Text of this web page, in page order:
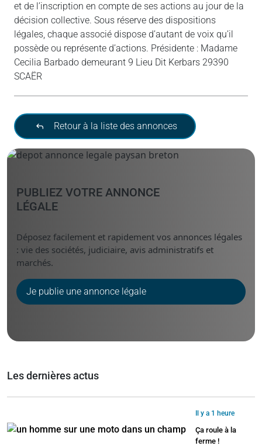
et de l’inscription en compte de ses actions au jour de la
décision collective. Sous réserve des dispositions
légales, chaque associé dispose d’autant de voix qu’il
possède ou représente d’actions. Présidente : Madame
Cecilia Barbado demeurant 9 Lieu Dit Kerbars 29390
SCAËR
Retour à la liste des annonces
PUBLIEZ VOTRE ANNONCE
LÉGALE
Déposez facilement et rapidement vos annonces légales
: vie des sociétés, judiciaire, avis administratifs et
marchés.
Je publie une annonce légale
Les dernières actus
Il y a 1 heure
Ça roule à la
ferme !